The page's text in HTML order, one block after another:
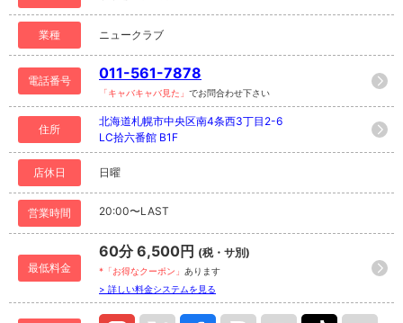
業種 ニュークラブ
電話番号 011-561-7878
「キャバキャバ見た」 でお問合わせ下さい
住所
北海道札幌市中央区南4条西3丁目2-6
LC拾六番館 B1F
店休日 日曜
営業時間 20:00〜LAST
最低料金
60分 6,500円 (税・サ別)
*「お得なクーポン」 あります
> 詳しい料金システムを見る